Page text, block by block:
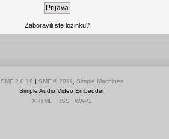
Zaboravili ste lozinku?
SMF 2.0.19 | SMF © 2011
Simple Machines
Simple Audio Video Embedder
XHTML
RSS WAP2